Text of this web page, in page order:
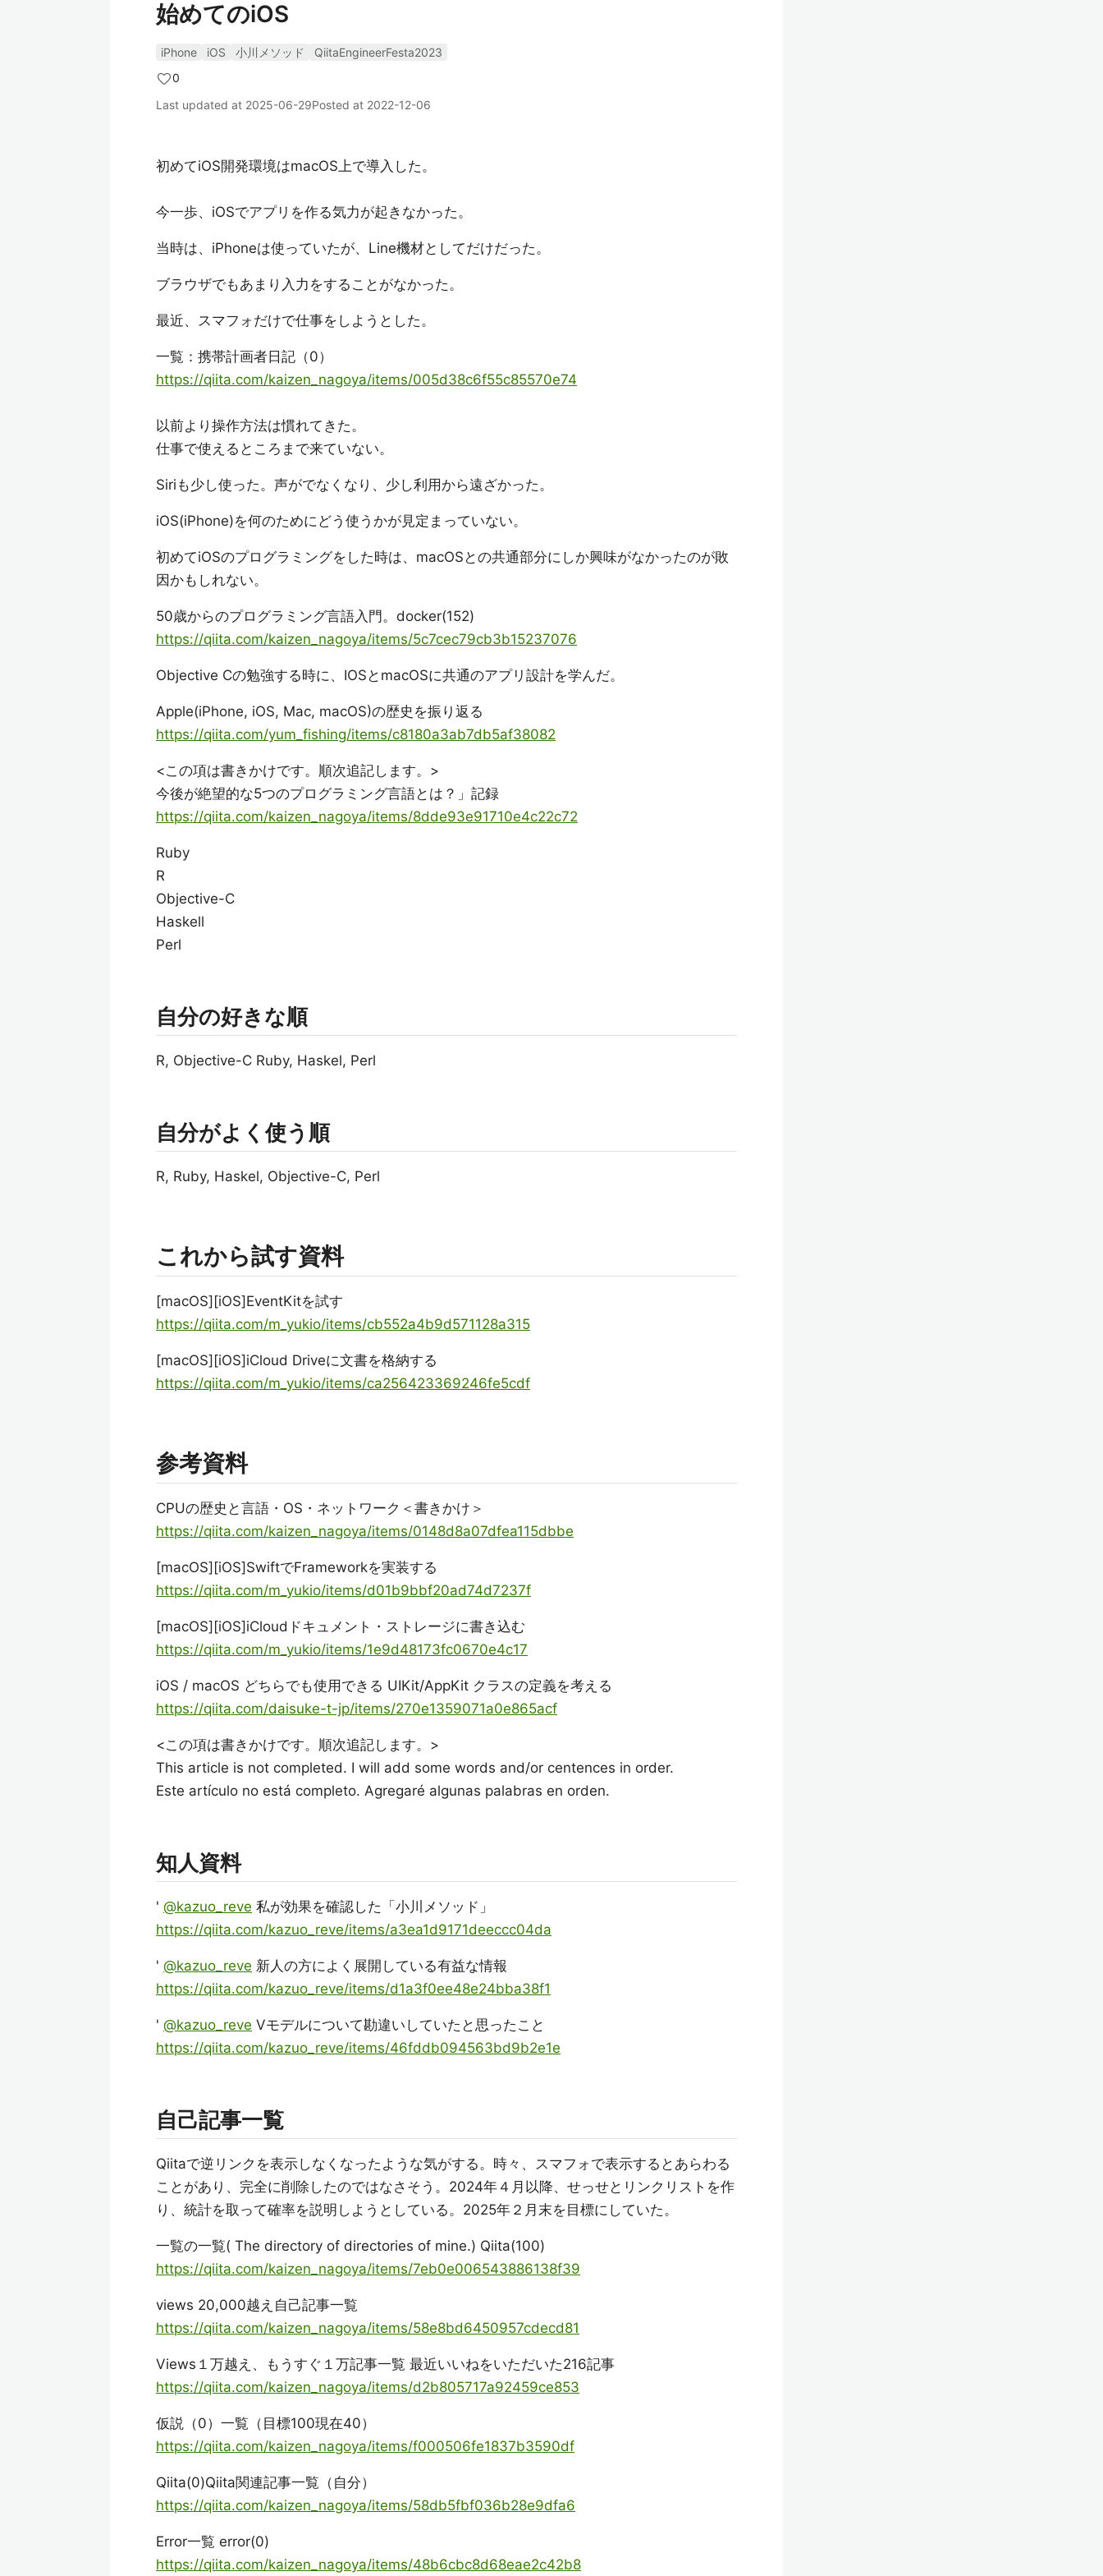
始めてのiOS
iPhone iOS 小川メソッド
QiitaEngineerFesta2023
0
Last updated at 2025-06-29Posted at 2022-12-06
初めてiOS開発環境はmacOS上で導入した。
今一歩、iOSでアプリを作る気力が起きなかった。
当時は、iPhoneは使っていたが、Line機材としてだけだった。
ブラウザでもあまり入力をすることがなかった。
最近、スマフォだけで仕事をしようとした。
一覧：携帯計画者日記（0）
https://qiita.com/kaizen_nagoya/items/005d38c6f55c85570e74
以前より操作方法は慣れてきた。
仕事で使えるところまで来ていない。
Siriも少し使った。声がでなくなり、少し利用から遠ざかった。
iOS(iPhone)を何のためにどう使うかが見定まっていない。
初めてiOSのプログラミングをした時は、macOSとの共通部分にしか興味がなかったのが敗
因かもしれない。
50歳からのプログラミング言語入門。docker(152)
https://qiita.com/kaizen_nagoya/items/5c7cec79cb3b15237076
Objective Cの勉強する時に、IOSとmacOSに共通のアプリ設計を学んだ。
Apple(iPhone, iOS, Mac, macOS)の歴史を振り返る
https://qiita.com/yum_fishing/items/c8180a3ab7db5af38082
<この項は書きかけです。順次追記します。>
今後が絶望的な5つのプログラミング言語とは？」記録
https://qiita.com/kaizen_nagoya/items/8dde93e91710e4c22c72
Ruby
R
Objective-C
Haskell
Perl
自分の好きな順
R, Objective-C Ruby, Haskel, Perl
自分がよく使う順
R, Ruby, Haskel, Objective-C, Perl
これから試す資料
[macOS][iOS]EventKitを試す
https://qiita.com/m_yukio/items/cb552a4b9d571128a315
[macOS][iOS]iCloud Driveに文書を格納する
https://qiita.com/m_yukio/items/ca256423369246fe5cdf
参考資料
CPUの歴史と言語・OS・ネットワーク＜書きかけ＞
https://qiita.com/kaizen_nagoya/items/0148d8a07dfea115dbbe
[macOS][iOS]SwiftでFrameworkを実装する
https://qiita.com/m_yukio/items/d01b9bbf20ad74d7237f
[macOS][iOS]iCloudドキュメント・ストレージに書き込む
https://qiita.com/m_yukio/items/1e9d48173fc0670e4c17
iOS / macOS どちらでも使用できる UIKit/AppKit クラスの定義を考える
https://qiita.com/daisuke-t-jp/items/270e1359071a0e865acf
<この項は書きかけです。順次追記します。>
This article is not completed. I will add some words and/or centences in order.
Este artículo no está completo. Agregaré algunas palabras en orden.
知人資料
' @kazuo_reve 私が効果を確認した「小川メソッド」
https://qiita.com/kazuo_reve/items/a3ea1d9171deeccc04da
' @kazuo_reve 新人の方によく展開している有益な情報
https://qiita.com/kazuo_reve/items/d1a3f0ee48e24bba38f1
' @kazuo_reve Vモデルについて勘違いしていたと思ったこと
https://qiita.com/kazuo_reve/items/46fddb094563bd9b2e1e
自己記事一覧
Qiitaで逆リンクを表示しなくなったような気がする。時々、スマフォで表示するとあらわる
ことがあり、完全に削除したのではなさそう。2024年４月以降、せっせとリンクリストを作
り、統計を取って確率を説明しようとしている。2025年２月末を目標にしていた。
一覧の一覧( The directory of directories of mine.) Qiita(100)
https://qiita.com/kaizen_nagoya/items/7eb0e006543886138f39
views 20,000越え自己記事一覧
https://qiita.com/kaizen_nagoya/items/58e8bd6450957cdecd81
Views１万越え、もうすぐ１万記事一覧 最近いいねをいただいた216記事
https://qiita.com/kaizen_nagoya/items/d2b805717a92459ce853
仮説（0）一覧（目標100現在40）
https://qiita.com/kaizen_nagoya/items/f000506fe1837b3590df
Qiita(0)Qiita関連記事一覧（自分）
https://qiita.com/kaizen_nagoya/items/58db5fbf036b28e9dfa6
Error一覧 error(0)
https://qiita.com/kaizen_nagoya/items/48b6cbc8d68eae2c42b8